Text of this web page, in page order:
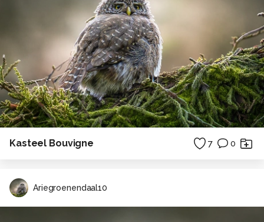
Kasteel Bouvigne 7 0
Ariegroenendaal10